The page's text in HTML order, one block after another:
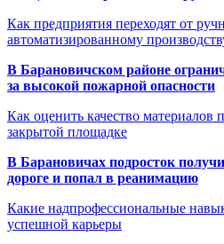
Как предприятия переходят от
автоматизированному
В Барановичском районе
за высокой пожарной опасности
Как оценить качество материалов
закрытой площадке
В Барановичах подросток
дороге и попал в реанимацию
Какие надпрофессиональные
успешной карьеры